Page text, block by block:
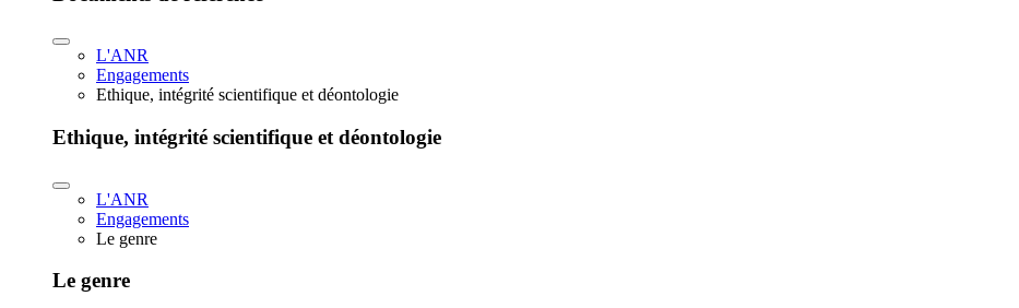
L'ANR
Engagements
Ethique, intégrité scientifique et déontologie
Ethique, intégrité scientifique et déontologie
L'ANR
Engagements
Le genre
Le genre